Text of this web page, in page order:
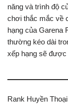
năng và trình độ
chơi thắc mắc về
hạng của Garena
thường kéo dài
xếp hạng sẽ được
Rank Huyền